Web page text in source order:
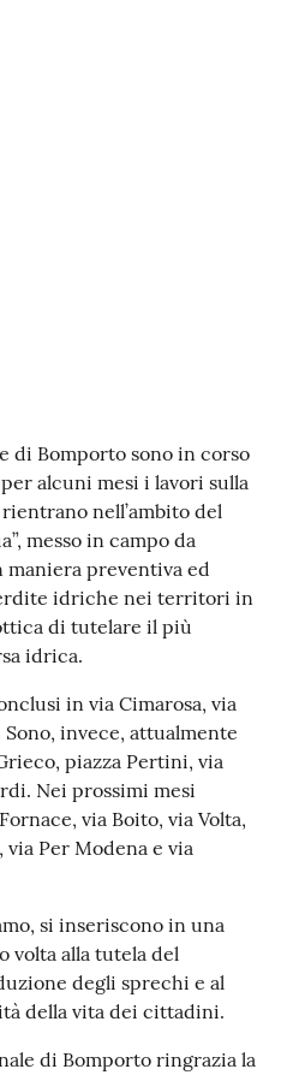
di Bomporto sono in corso
alcuni mesi i lavori sulla
nell’ambito del
messo in campo da
preventiva ed
idriche nei territori in
di tutelare il più
idrica.
in via Cimarosa, via
invece, attualmente
piazza Pertini, via
Nei prossimi mesi
via Boito, via Volta,
via Per Modena e via
si inseriscono in una
volta alla tutela del
degli sprechi e al
della vita dei cittadini.
di Bomporto ringrazia la